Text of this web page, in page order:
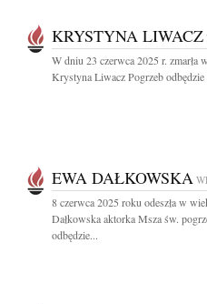
KRYSTYNA LIWACZ
W dniu 23 czerwca 2025 r. zmarła
Krystyna Liwacz Pogrzeb
EWA DAŁKOWSKA
8 czerwca 2025 roku odeszła w
Dałkowska aktorka Msza św.
odbędzie...